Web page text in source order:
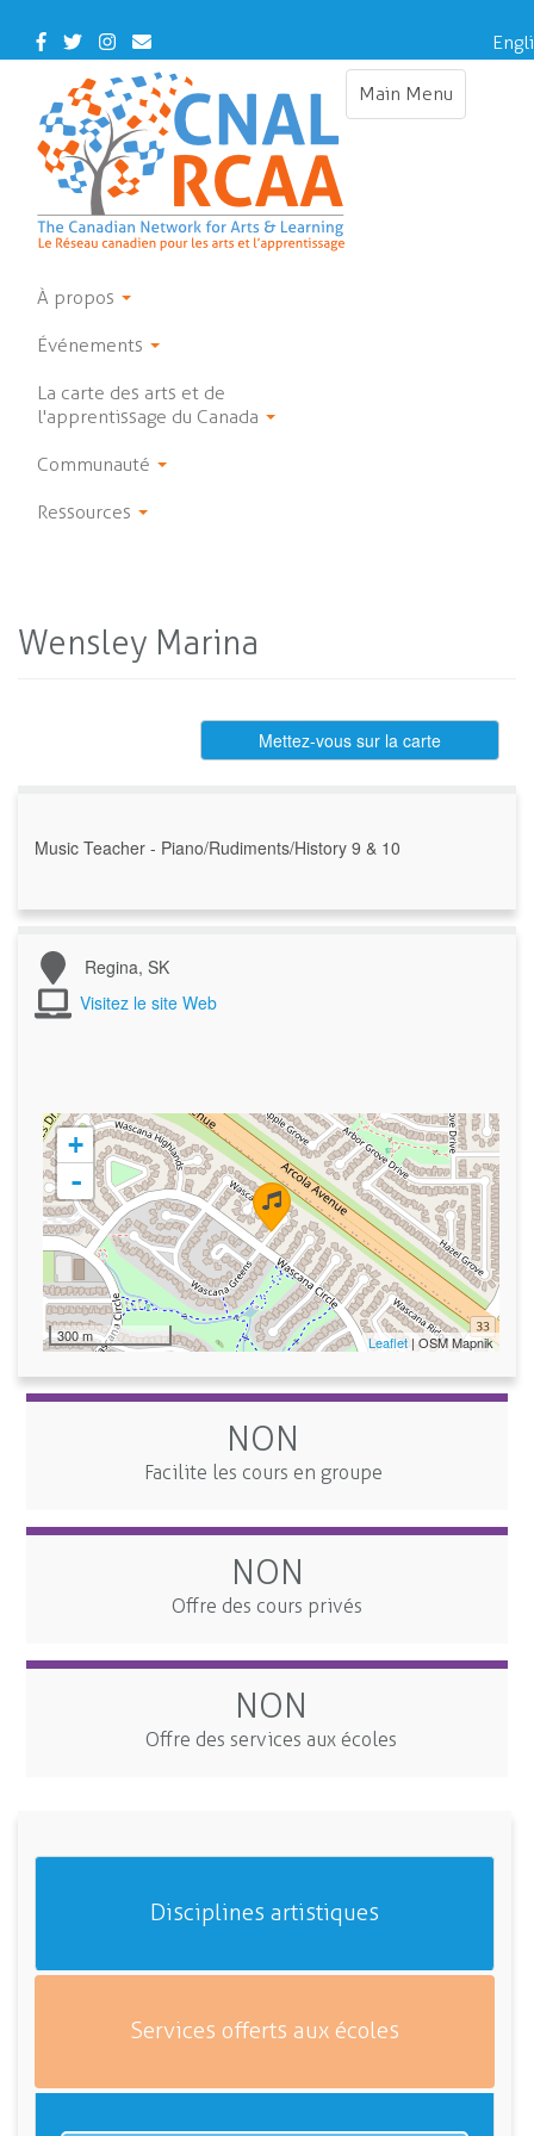
main
Facebook
TwitterInstagram
Contact
Us
Main Menu
Toggle
À propos
Événements
La carte des arts et de
l'apprentissage du Canada
Communauté
Ressources
Wensley Marina
Mettez-vous sur la carte
Music Teacher - Piano/Rudiments/History 9 & 10
Regina, SK
Visitez le site Web
+
-
300 m Leaflet | OSM Mapnik
NON
Facilite les cours en groupe
NON
Offre des cours privés
NON
Offre des services aux écoles
Disciplines artistiques
Services offerts aux écoles